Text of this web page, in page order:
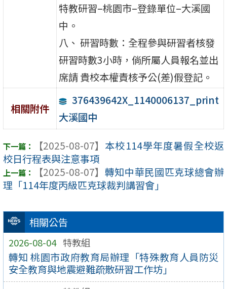
相關公告
2026-08-04 特教組
轉知 桃園市政府教育局辦理「特殊教育人員防災
安全教育與地震避難疏散研習工作坊」
特教研習–桃園市–登錄單位–大溪國
中。
八、 研習時數：全程參與研習者核發
研習時數3小時，倘所屬人員報名並出
席請 貴校本權責核予公(差)假登記。
相關附件
376439642X_1140006137_print
大溪國中
【2025-08-07】 本校114學年度暑假全校返
校日行程表與注意事項
【2025-08-07】 轉知中華民國匹克球總會辦
理「114年度丙級匹克球裁判講習會」